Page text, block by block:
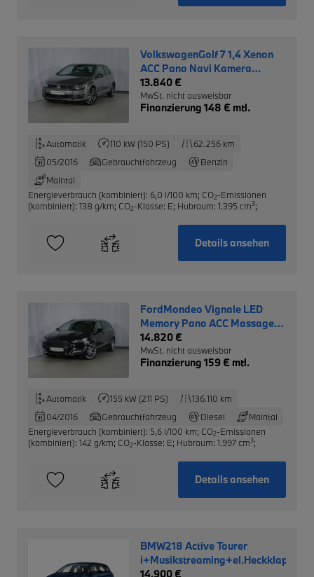
VolkswagenGolf 7 1,4 Xenon
ACC Pano Navi Kamera
Parkassist.
13.840 €
MwSt. nicht ausweisbar
Finanzierung 148 € mtl.
Automatik 110 kW (150 PS)
62.256 km
05/2016
Gebrauchtfahrzeug
Benzin
Maintal
Energieverbrauch (kombiniert): 6,0 l/100 km; CO2-Emissionen
(kombiniert): 138 g/km; CO2-Klasse: E; Hubraum: 1.395 cm3;
Details ansehen
FordMondeo Vignale LED
Memory Pano ACC Massage
Kamera
14.820 €
MwSt. nicht ausweisbar
Finanzierung 159 € mtl.
Automatik 155 kW (211 PS)
136.110 km
04/2016
Gebrauchtfahrzeug Diesel
Maintal
Energieverbrauch (kombiniert): 5,6 l/100 km; CO2-Emissionen
(kombiniert): 142 g/km; CO2-Klasse: E; Hubraum: 1.997 cm3;
Details ansehen
BMW218 Active Tourer
i+Musikstreaming+el.Heckklappe
14.900 €